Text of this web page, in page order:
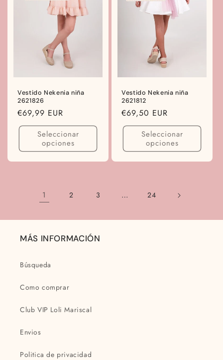
Vestido Nekenia niña
2621826
Precio
habitual
€69,99 EUR
Seleccionar
opciones
Vestido Nekenia niña
2621812
Precio
habitual
€69,50 EUR
Seleccionar
opciones
1 2 3 … 24
MÁS INFORMACIÓN
Búsqueda
Como comprar
Club VIP Loli Mariscal
Envios
Politica de privacidad